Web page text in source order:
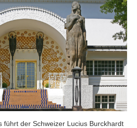
führt der Schweizer Lucius Burckhardt